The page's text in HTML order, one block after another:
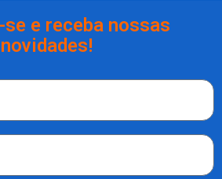
se e receba nossas
novidades!